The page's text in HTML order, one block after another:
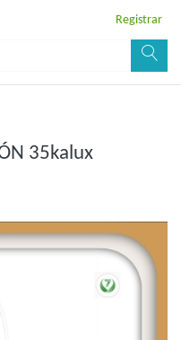
Registrar
35kalux